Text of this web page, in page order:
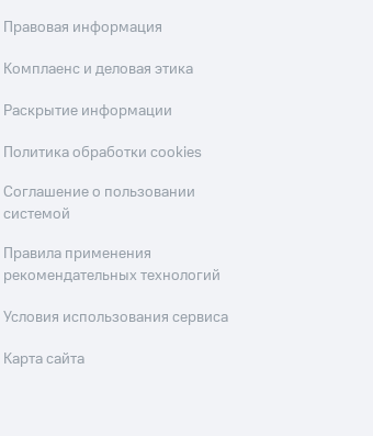
Правовая информация
Комплаенс и деловая этика
Раскрытие информации
Политика обработки cookies
Соглашение о пользовании
системой
Правила применения
рекомендательных технологий
Условия использования сервиса
Карта сайта